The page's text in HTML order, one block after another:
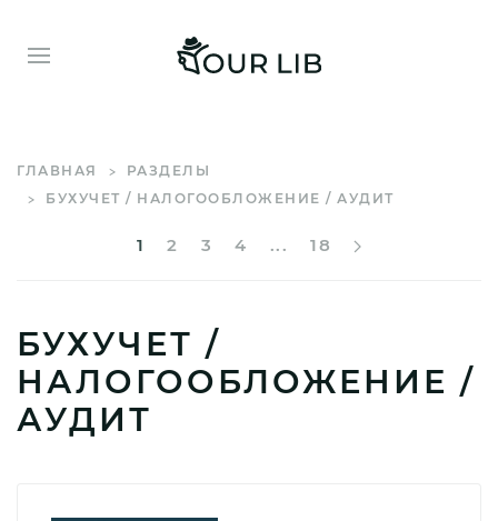
ГЛАВНАЯ
РАЗДЕЛЫ
БУХУЧЕТ / НАЛОГООБЛОЖЕНИЕ / АУДИТ
1 2 3 4 ... 18
БУХУЧЕТ /
НАЛОГООБЛОЖЕНИЕ /
АУДИТ